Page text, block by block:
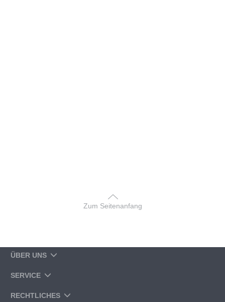
Zum Seitenanfang
ÜBER UNS
SERVICE
RECHTLICHES